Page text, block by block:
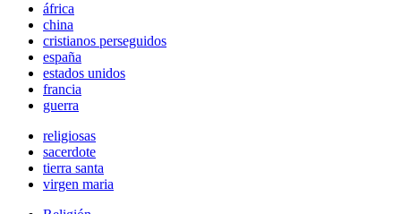
áfrica
china
cristianos perseguidos
españa
estados unidos
francia
guerra
religiosas
sacerdote
tierra santa
virgen maria